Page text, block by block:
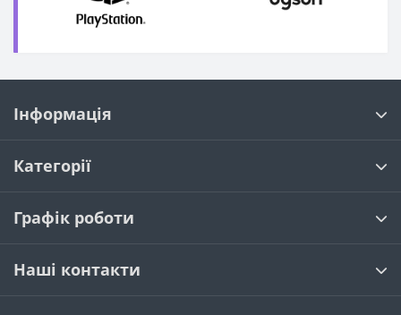
Інформація
Категорії
Графік роботи
Наші контакти